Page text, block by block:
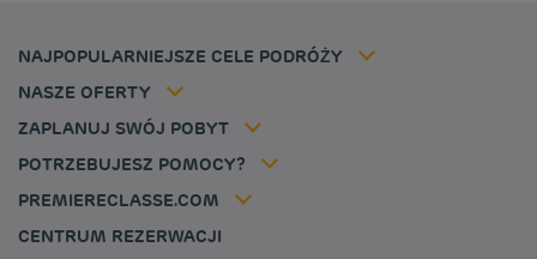
NAJPOPULARNIEJSZE CELE PODRÓŻY
NASZE OFERTY
Stawka członkowska
ZAPLANUJ SWÓJ POBYT
POTRZEBUJESZ POMOCY?
PREMIERECLASSE.COM
Tax policy
Kariera
Louvre Hotels Group
CENTRUM REZERWACJI